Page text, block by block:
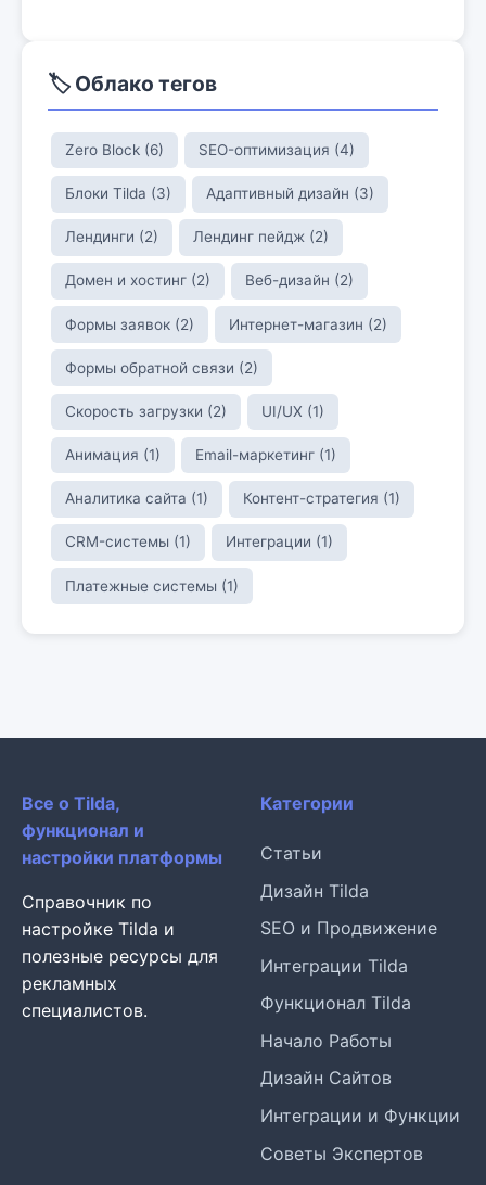
🏷️ Облако тегов
Zero Block (6) SEO-оптимизация (4)
Блоки Tilda (3) Адаптивный дизайн (3)
Лендинги (2) Лендинг пейдж (2)
Домен и хостинг (2) Веб-дизайн (2)
Формы заявок (2) Интернет-магазин (2)
Формы обратной связи (2)
Скорость загрузки (2) UI/UX (1)
Анимация (1) Email-маркетинг (1)
Аналитика сайта (1) Контент-стратегия (1)
CRM-системы (1) Интеграции (1)
Платежные системы (1)
Все о Tilda,
функционал и
настройки платформы
Справочник по
настройке Tilda и
полезные ресурсы для
рекламных
специалистов.
Категории
Статьи
Дизайн Tilda
SEO и Продвижение
Интеграции Tilda
Функционал Tilda
Начало Работы
Дизайн Сайтов
Интеграции и Функции
Советы Экспертов